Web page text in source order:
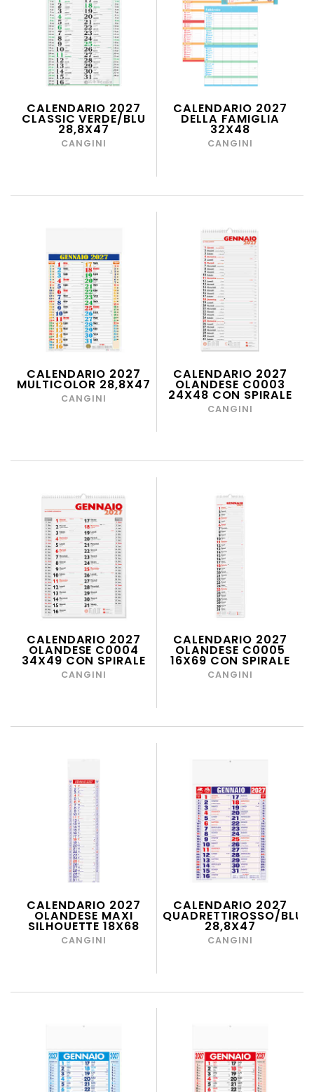
CALENDARIO 2027
CLASSIC VERDE/BLU
28,8X47
CANGINI
CALENDARIO 2027
DELLA FAMIGLIA
32X48
CANGINI
CALENDARIO 2027
MULTICOLOR 28,8X47
CANGINI
CALENDARIO 2027
OLANDESE C0003
24X48 CON SPIRALE
CANGINI
CALENDARIO 2027
OLANDESE C0004
34X49 CON SPIRALE
CANGINI
CALENDARIO 2027
OLANDESE C0005
16X69 CON SPIRALE
CANGINI
CALENDARIO 2027
OLANDESE MAXI
SILHOUETTE 18X68
CANGINI
CALENDARIO 2027
QUADRETTIROSSO/BLU
28,8X47
CANGINI